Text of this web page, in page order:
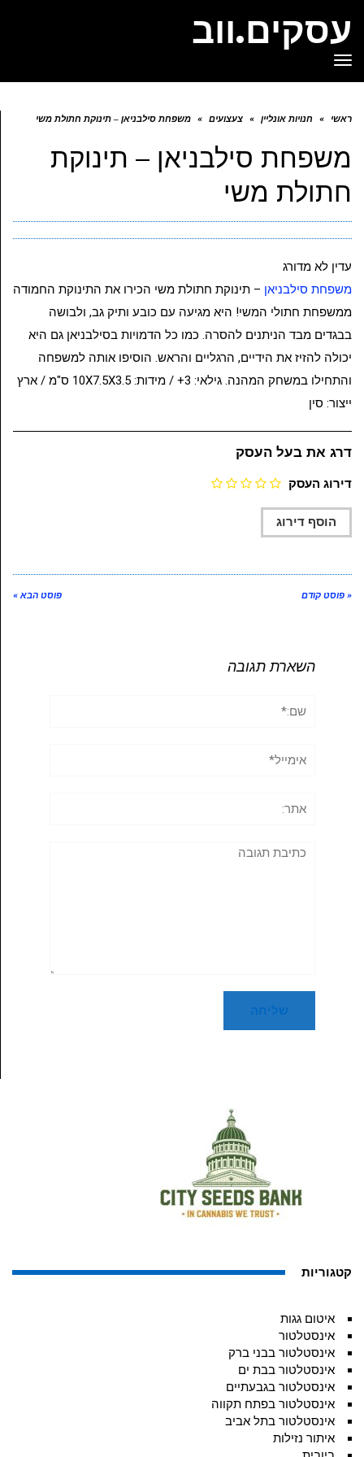
עסקים.ווב
תפריט
ראשי » חנויות אונליין » צעצועים » משפחת סילבניאן – תינוקת חתולת משי
משפחת סילבניאן – תינוקת
חתולת משי
עדין לא מדורג
משפחת סילבניאן – תינוקת חתולת משי הכירו את התינוקת החמודה
ממשפחת חתולי המשי! היא מגיעה עם כובע ותיק גב, ולבושה
בבגדים מבד הניתנים להסרה. כמו כל הדמויות בסילבניאן גם היא
יכולה להזיז את הידיים, הרגליים והראש. הוסיפו אותה למשפחה
והתחילו במשחק המהנה. גילאי: 3+ / מידות: 10X7.5X3.5 ס"מ / ארץ
ייצור: סין
דרג את בעל העסק
דירוג העסק
« פוסט קודם פוסט הבא »
השארת תגובה
תגובה
קטגוריות
איטום גגות
אינסטלטור
אינסטלטור בבני ברק
אינסטלטור בבת ים
אינסטלטור בגבעתיים
אינסטלטור בפתח תקווה
אינסטלטור בתל אביב
איתור נזילות